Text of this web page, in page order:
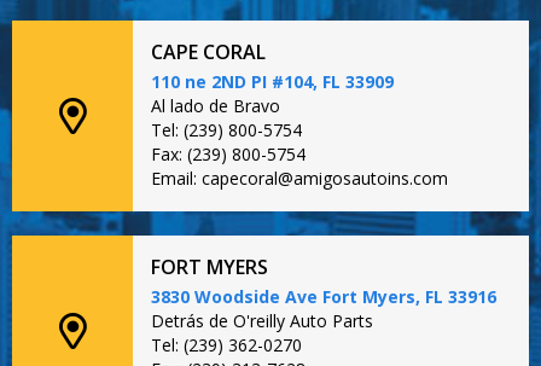
CAPE CORAL
110 ne 2ND PI #104, FL 33909
Al lado de Bravo
Tel: (239) 800-5754
Fax: (239) 800-5754
Email: capecoral@amigosautoins.com
FORT MYERS
3830 Woodside Ave Fort Myers, FL 33916
Detrás de O'reilly Auto Parts
Tel: (239) 362-0270